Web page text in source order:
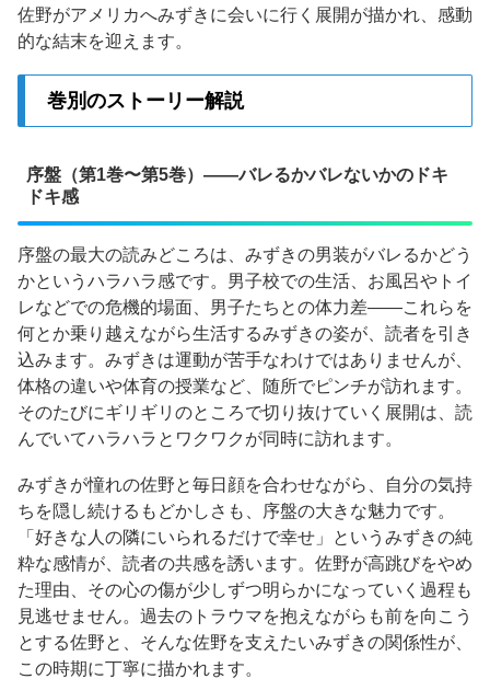
佐野がアメリカへみずきに会いに行く展開が描かれ、感動
的な結末を迎えます。
巻別のストーリー解説
序盤（第1巻〜第5巻）——バレるかバレないかのドキ
ドキ感
序盤の最大の読みどころは、みずきの男装がバレるかどう
かというハラハラ感です。男子校での生活、お風呂やトイ
レなどでの危機的場面、男子たちとの体力差——これらを
何とか乗り越えながら生活するみずきの姿が、読者を引き
込みます。みずきは運動が苦手なわけではありませんが、
体格の違いや体育の授業など、随所でピンチが訪れます。
そのたびにギリギリのところで切り抜けていく展開は、読
んでいてハラハラとワクワクが同時に訪れます。
みずきが憧れの佐野と毎日顔を合わせながら、自分の気持
ちを隠し続けるもどかしさも、序盤の大きな魅力です。
「好きな人の隣にいられるだけで幸せ」というみずきの純
粋な感情が、読者の共感を誘います。佐野が高跳びをやめ
た理由、その心の傷が少しずつ明らかになっていく過程も
見逃せません。過去のトラウマを抱えながらも前を向こう
とする佐野と、そんな佐野を支えたいみずきの関係性が、
この時期に丁寧に描かれます。